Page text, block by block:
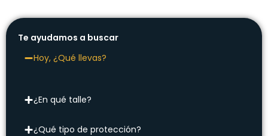
Te ayudamos a buscar
Hoy, ¿Qué llevas?
¿En qué talle?
¿Qué tipo de protección?